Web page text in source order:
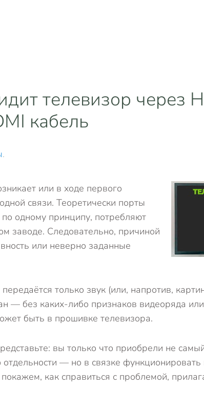
телевизор через
кабель
.
или в ходе первого
связи. Теоретически порты
одному принципу, потребляют
заводе. Следовательно, причиной
или неверно заданные
только звук (или, напротив,
— без каких-либо признаков видеоряда
быть в прошивке телевизора.
вы только что приобрели не
— но в связке
как справиться с проблемой,